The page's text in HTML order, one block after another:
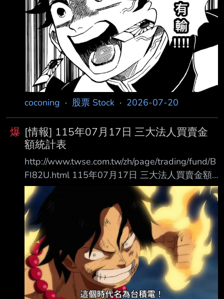
coconing · 股票 Stock · 2026-07-20
爆 [情報] 115年07月17日 三大法人買賣金
額統計表
http://www.twse.com.tw/zh/page/trading/fund/B
FI82U.html 115年07月17日 三大法人買賣金額
統計表 單位名稱 買進金額(億元) 賣出金額(億元)
買賣差額(億元) 自營商(自行買賣) 104.64
205.39 自營商(避險) 653.43 1373.48 投 信
398.31 303.28 +95.02 外資及陸資 3695.30
5585.69 外資自營商 0 0 0
===================================
===